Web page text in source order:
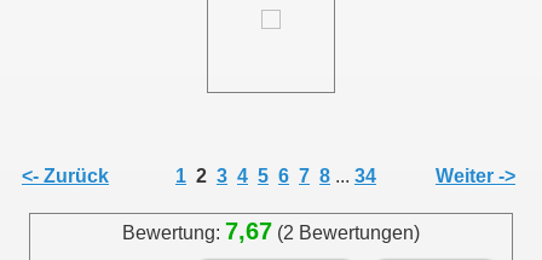
<- Zurück 1 2 3 4 5 6 7 8 ... 34 Weiter ->
Bewertung: 7,67 (2 Bewertungen)